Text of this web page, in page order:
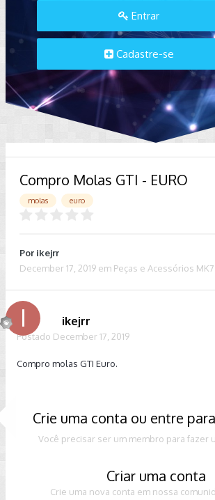
Entrar
Cadastre-se
Compro Molas GTI - EURO
molas euro
Por ikejrr
December 17, 2019 em Peças e Acessórios MK7
ikejrr
Postado December 17, 2019
Compro molas GTI Euro.
Crie uma conta ou entre
Você precisar ser um membro para fazer
Criar uma conta
Crie uma nova conta em nossa